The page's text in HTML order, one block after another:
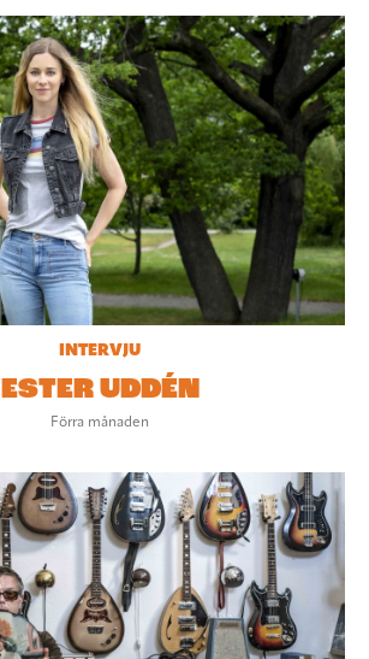
INTERVJU
ESTER UDDÉN
Förra månaden